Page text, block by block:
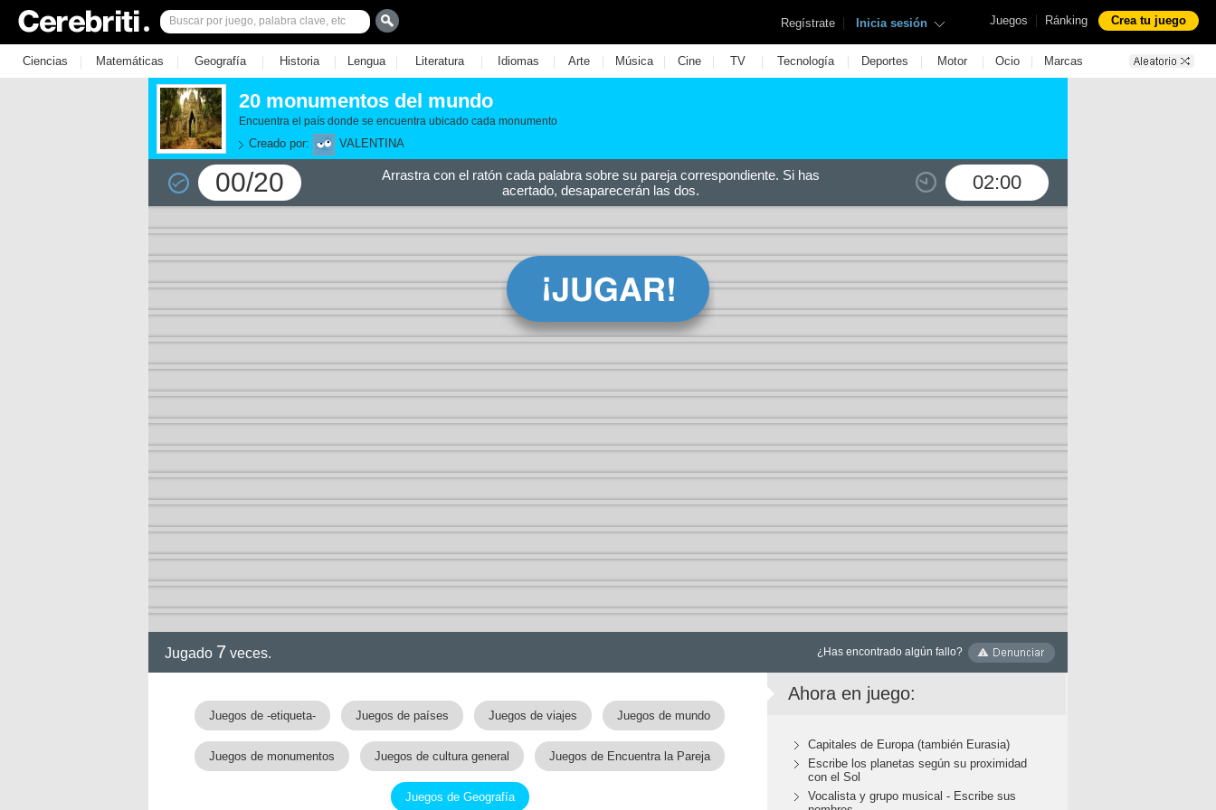
Juegos | Ránking Crea tu juego
Regístrate | Inicia sesión
Ciencias | Matemáticas | Geografía | Historia | Lengua | Literatura | Idiomas | Arte | Música | Cine | TV | Tecnología | Deportes | Motor | Ocio | Marcas
20 monumentos del mundo
Encuentra el país donde se encuentra ubicado cada monumento
Creado por: VALENTINA
00/20 02:00
Arrastra con el ratón cada palabra sobre su pareja correspondiente. Si has
acertado, desaparecerán las dos.
Jugado 7 veces. ¿Has encontrado algún fallo?
Juegos de -etiqueta- Juegos de países Juegos de viajes Juegos de mundo
Juegos de monumentos Juegos de cultura general Juegos de Encuentra la Pareja
Juegos de Geografía
Ahora en juego:
Capitales de Europa (también Eurasia)
Escribe los planetas según su proximidad
con el Sol
Vocalista y grupo musical - Escribe sus